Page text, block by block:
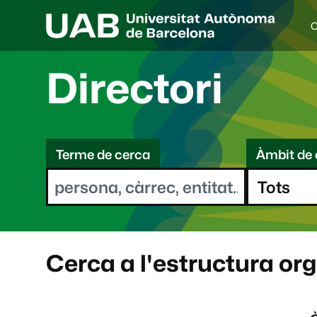
I
d
i
a
e
l
e
o
t
Directori
C
eTerme de cerca Àmbit de
Cerca a l'estructura